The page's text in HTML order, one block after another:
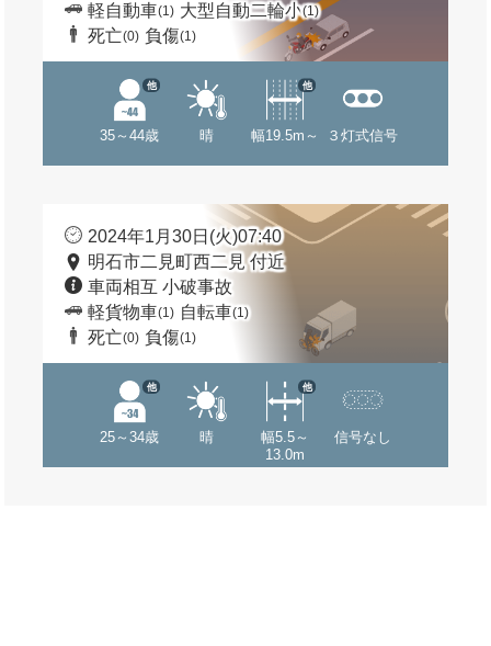
軽自動車(1) 大型自動二輪小(1)
死亡(0) 負傷(1)
35～44歳
他
晴 幅19.5m～
他
３灯式信号
2024年1月30日(火)07:40
明石市二見町西二見 付近
車両相互 小破事故
軽貨物車(1) 自転車(1)
死亡(0) 負傷(1)
25～34歳
他
晴
幅5.5～
13.0m
他
信号なし